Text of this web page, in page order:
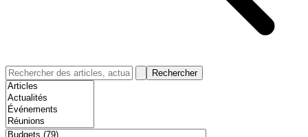
Rechercher